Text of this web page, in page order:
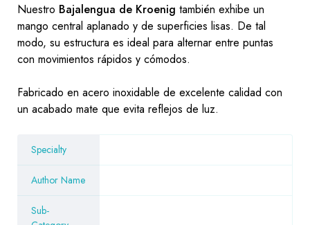
Nuestro Bajalengua de Kroenig también exhibe un
mango central aplanado y de superficies lisas. De tal
modo, su estructura es ideal para alternar entre puntas
con movimientos rápidos y cómodos.
Fabricado en acero inoxidable de excelente calidad con
un acabado mate que evita reflejos de luz.
Specialty
Author Name
Sub-